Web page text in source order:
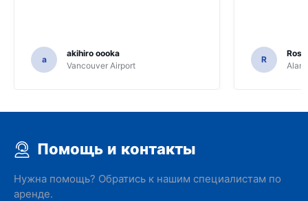
a
akihiro oooka
Vancouver Airport
R
Помощь и контакты
Нужна помощь? Обратись к нашим специалистам по
аренде.